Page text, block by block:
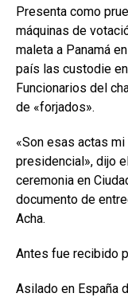
Presenta como
máquinas de
maleta a Panamá
país las custodie
Funcionarios del
de «forjados».
«Son esas actas
presidencial», dijo
ceremonia en
documento de
Acha.
Antes fue recibido
Asilado en España